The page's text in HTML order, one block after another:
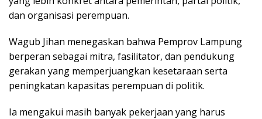
dan organisasi perempuan.
Wagub Jihan menegaskan bahwa Pemprov Lampung
berperan sebagai mitra, fasilitator, dan pendukung
gerakan yang memperjuangkan kesetaraan serta
peningkatan kapasitas perempuan di politik.
Ia mengakui masih banyak pekerjaan yang harus